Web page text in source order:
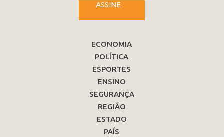
ASSINE
ECONOMIA
POLÍTICA
ESPORTES
ENSINO
SEGURANÇA
REGIÃO
ESTADO
PAÍS